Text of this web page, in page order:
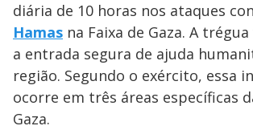
diária de 10 horas nos ataques
Hamas na Faixa de Gaza. A
a entrada segura de ajuda
região. Segundo o exército, essa
ocorre em três áreas específicas
Gaza.